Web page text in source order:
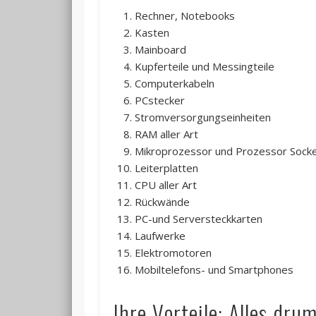
Rechner, Notebooks
Kasten
Mainboard
Kupferteile und Messingteile
Computerkabeln
PCstecker
Stromversorgungseinheiten
RAM aller Art
Mikroprozessor und Prozessor
Leiterplatten
CPU aller Art
Rückwände
PC-und Serversteckkarten
Laufwerke
Elektromotoren
Mobiltelefons- und Smartphones